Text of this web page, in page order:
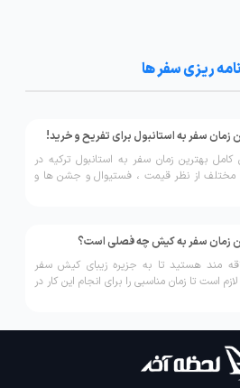
ریزی سفر ها
زمان سفر به استانبول برای تفریح و خرید!
کامل بهترین زمان سفر به استانبول ترکیه در
از نظر قیمت ، فستیوال و جشن ها و
زمان سفر به کیش چه فصلی است؟
مند هستید تا به جزیره زیبای کیش سفر
است تا زمان مناسبی را برای انجام این کار در
تغییرات بسیار زیادی شده و آب و هوای آن
چشمگیری عوض می شود. در همین راستا برای
تور کیش به این جزیره لازم است تا زمان
را انتخاب کنید. با ما همراه باشید تا شما را با